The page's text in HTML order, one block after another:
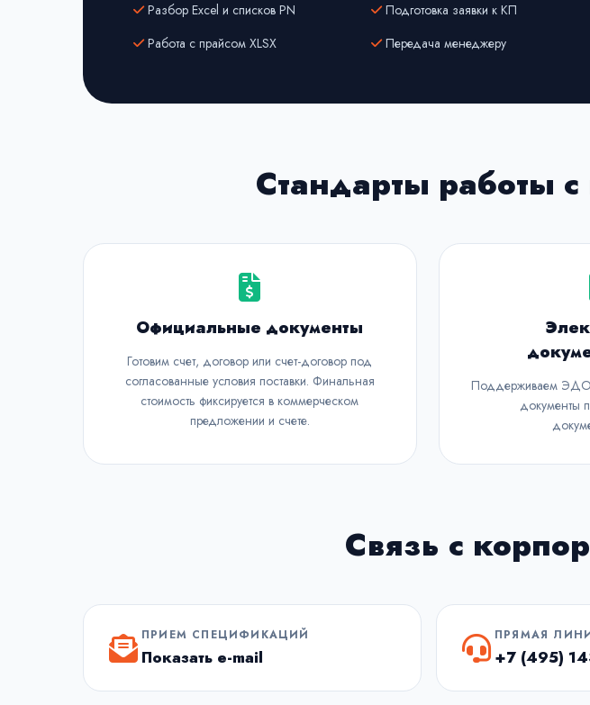
Разбор Excel и списков PN
Подготовка заявки к КП
Работа с прайсом XLSX
Передача менеджеру
Стандарты работы
Официальные документы
Готовим счет, договор или счет-договор под
согласованные условия поставки. Финальная
стоимость фиксируется в коммерческом
предложении и счете.
Поддерживаем ЭДО
документы
Связь с
ПРИЕМ СПЕЦИФИКАЦИЙ
Показать e-mail
ПРЯМАЯ
+7 (495)